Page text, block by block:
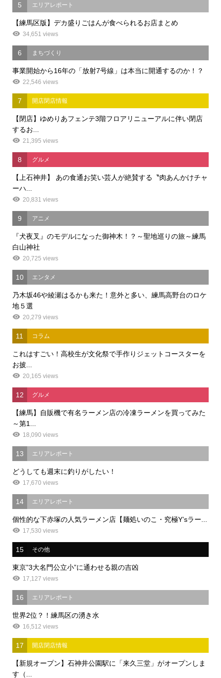
5 エリアレポート
【練馬区版】デカ盛りごはんが食べられるお店まとめ
34,651 views
6 まちづくり
事業開始から16年の「放射7号線」は本当に開通するのか！？
22,546 views
7 開店閉店情報
【閉店】ゆめりあフェンテ3階フロアリニューアルに伴い閉店
するお...
21,395 views
8 グルメ
【上石神井】 あの食通お笑い芸人が絶賛する〝肉あんかけチャ
ーハ...
20,831 views
9 アニメ
『犬夜叉』のモデルになった御神木！？～聖地巡りの旅～練馬
白山神社
20,725 views
10 エンタメ
乃木坂46や綾瀬はるかも来た！意外と多い、練馬高野台のロケ
地５選
20,279 views
11 コラム
これはすごい！高校生が文化祭で手作りジェットコースターを
お披...
20,165 views
12 グルメ
【練馬】自販機で有名ラーメン店の冷凍ラーメンを買ってみた
～第1...
18,090 views
13 エリアレポート
どうしても週末に釣りがしたい！
17,670 views
14 エリアレポート
個性的な下赤塚の人気ラーメン店【麺処いのこ・究極Y’sラー...
17,530 views
15 その他
東京”3大名門公立小”に通わせる親の吉凶
17,127 views
16 エリアレポート
世界2位？！練馬区の湧き水
16,512 views
17 開店閉店情報
【新規オープン】石神井公園駅に「来久三堂」がオープンしま
す（...